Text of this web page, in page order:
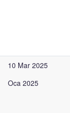
10 Mar 2025
Oca 2025